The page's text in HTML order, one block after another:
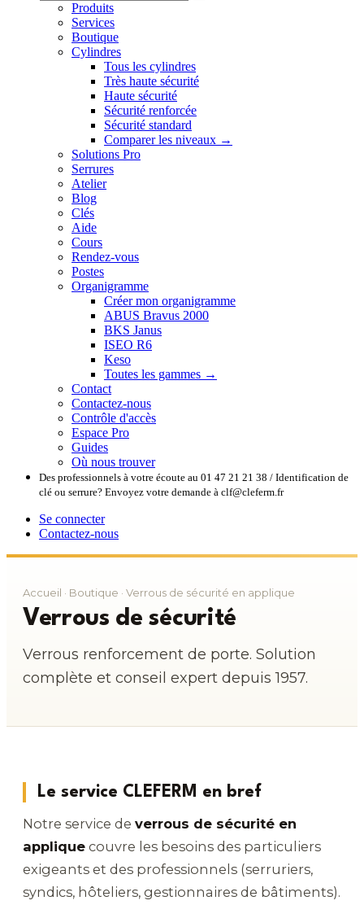
Produits
Services
Boutique
Cylindres
Tous les cylindres
Très haute sécurité
Haute sécurité
Sécurité renforcée
Sécurité standard
Comparer les niveaux →
Solutions Pro
Serrures
Atelier
Blog
Clés
Aide
Cours
Rendez-vous
Postes
Organigramme
Créer mon organigramme
ABUS Bravus 2000
BKS Janus
ISEO R6
Keso
Toutes les gammes →
Contact
Contactez-nous
Contrôle d'accès
Espace Pro
Guides
Où nous trouver
Des professionnels à votre écoute au 01 47 21 21 38 / Identification de
clé ou serrure? Envoyez votre demande à clf@cleferm.fr
Se connecter
Contactez-nous
Accueil · Boutique · Verrous de sécurité en applique
Verrous de sécurité
Verrous renforcement de porte. Solution
complète et conseil expert depuis 1957.
Le service CLEFERM en bref
Notre service de verrous de sécurité en
applique couvre les besoins des particuliers
exigeants et des professionnels (serruriers,
syndics, hôteliers, gestionnaires de bâtiments).